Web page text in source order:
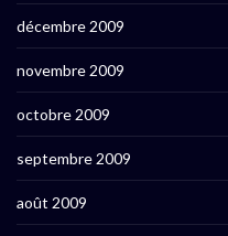
décembre 2009
novembre 2009
octobre 2009
septembre 2009
août 2009